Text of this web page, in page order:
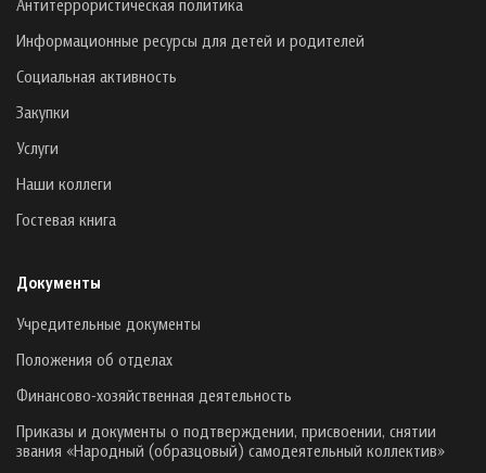
Антитеррористическая политика
Информационные ресурсы для детей и родителей
Социальная активность
Закупки
Услуги
Наши коллеги
Гостевая книга
Документы
Учредительные документы
Положения об отделах
Финансово-хозяйственная деятельность
Приказы и документы о подтверждении, присвоении, снятии
звания «Народный (образцовый) самодеятельный коллектив»